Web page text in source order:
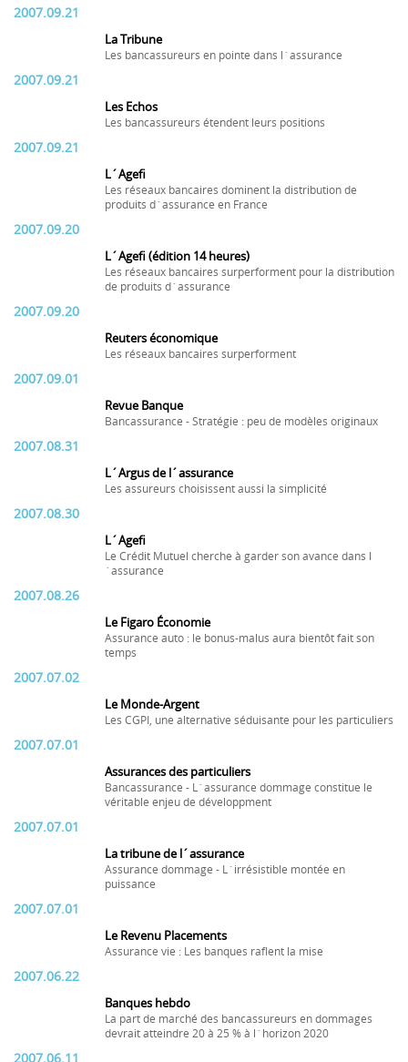
2007.09.21
La Tribune
Les bancassureurs en pointe dans l´assurance
2007.09.21
Les Echos
Les bancassureurs étendent leurs positions
2007.09.21
L´Agefi
Les réseaux bancaires dominent la distribution de
produits d´assurance en France
2007.09.20
L´Agefi (édition 14 heures)
Les réseaux bancaires surperforment pour la distribution
de produits d´assurance
2007.09.20
Reuters économique
Les réseaux bancaires surperforment
2007.09.01
Revue Banque
Bancassurance - Stratégie : peu de modèles originaux
2007.08.31
L´Argus de l´assurance
Les assureurs choisissent aussi la simplicité
2007.08.30
L´Agefi
Le Crédit Mutuel cherche à garder son avance dans l
´assurance
2007.08.26
Le Figaro Économie
Assurance auto : le bonus-malus aura bientôt fait son
temps
2007.07.02
Le Monde-Argent
Les CGPI, une alternative séduisante pour les particuliers
2007.07.01
Assurances des particuliers
Bancassurance - L´assurance dommage constitue le
véritable enjeu de développment
2007.07.01
La tribune de l´assurance
Assurance dommage - L´irrésistible montée en
puissance
2007.07.01
Le Revenu Placements
Assurance vie : Les banques raflent la mise
2007.06.22
Banques hebdo
La part de marché des bancassureurs en dommages
devrait atteindre 20 à 25 % à l´horizon 2020
2007.06.11